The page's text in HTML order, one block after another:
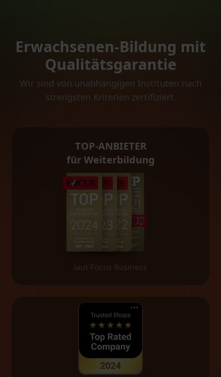
Erwachsenen-Bildung mit
Qualitätsgarantie
Wir sind von unabhängigen Instituten nach
strengsten Kriterien zertifiziert.
TOP-ANBIETER
für Weiterbildung
laut Focus Business